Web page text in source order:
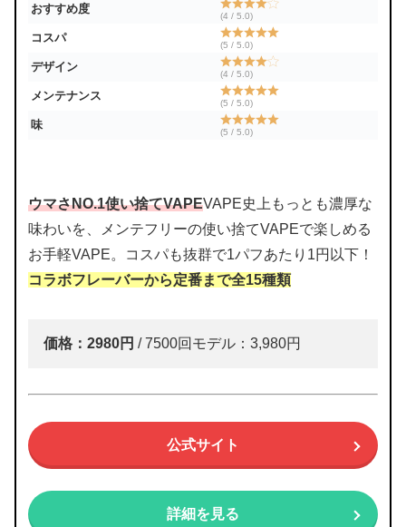
おすすめ度
(4 / 5.0)
コスパ
(5 / 5.0)
デザイン
(4 / 5.0)
メンテナンス
(5 / 5.0)
味
(5 / 5.0)
ウマさNO.1使い捨てVAPEVAPE史上もっとも濃厚な
味わいを、メンテフリーの使い捨てVAPEで楽しめる
お手軽VAPE。コスパも抜群で1パフあたり1円以下！
コラボフレーバーから定番まで全15種類
価格：2980円 / 7500回モデル：3,980円
公式サイト
詳細を見る